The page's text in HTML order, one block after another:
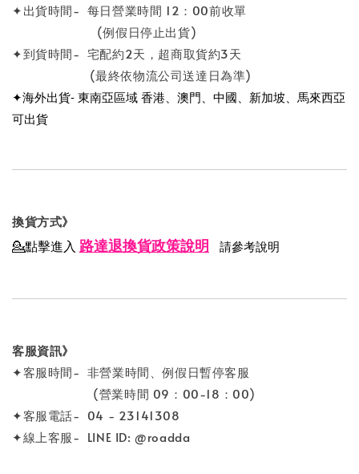
✦出貨時間- 每日營業時間 12：00前收單
(例假日停止出貨)
✦到貨時間- 宅配約2天，超商取貨約3天
(最終依物流公司送達日為準)
✦海外出貨- 東南亞區域 香港、澳門、中國、新加坡、馬來西亞
可出貨
換貨方式》
💁點擊進入 路達退換貨政策說明 請參考說明
客服資訊》
✦客服時間- 非營業時間、例假日暫停客服
(營業時間 09：00-18：00)
✦客服電話- 04 - 23141308
✦線上客服- LINE ID: @roadda